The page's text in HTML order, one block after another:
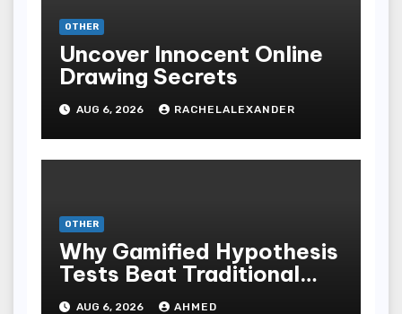
OTHER
Uncover Innocent Online
Drawing Secrets
AUG 6, 2026 RACHELALEXANDER
OTHER
Why Gamified Hypothesis
Tests Beat Traditional
Meditate Methods
AUG 6, 2026 AHMED